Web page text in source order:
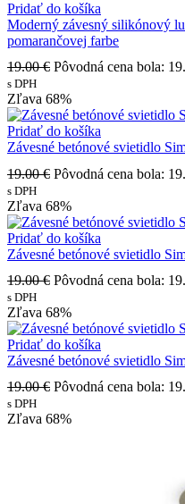
Pridať do košíka
Moderný závesný silikónový
pomarančovej farbe
19.00€ Pôvodná cena bola:
s DPH
Zľava 68%
Pridať do košíka
Závesné betónové svietidlo
19.00€ Pôvodná cena bola:
s DPH
Zľava 68%
Pridať do košíka
Závesné betónové svietidlo
19.00€ Pôvodná cena bola:
s DPH
Zľava 68%
Pridať do košíka
Závesné betónové svietidlo
19.00€ Pôvodná cena bola:
s DPH
Zľava 68%